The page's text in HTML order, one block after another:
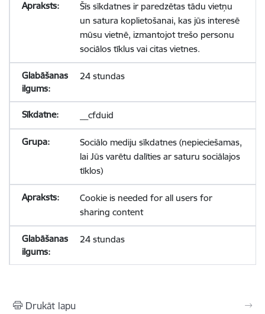
Šīs sīkdatnes ir paredzētas tādu vietņu
un satura koplietošanai, kas jūs interesē
mūsu vietnē, izmantojot trešo personu
sociālos tīklus vai citas vietnes.
24 stundas
__cfduid
Sociālo mediju sīkdatnes (nepieciešamas,
lai Jūs varētu dalīties ar saturu sociālajos
tīklos)
Cookie is needed for all users for
sharing content
24 stundas
Drukāt lapu